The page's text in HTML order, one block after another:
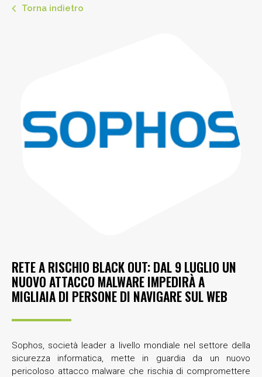
Torna indietro
RETE A RISCHIO BLACK OUT: DAL 9 LUGLIO UN
NUOVO ATTACCO MALWARE IMPEDIRÀ A
MIGLIAIA DI PERSONE DI NAVIGARE SUL WEB
Sophos, società leader a livello mondiale nel settore della
sicurezza informatica, mette in guardia da un nuovo
pericoloso attacco malware che rischia di compromettere